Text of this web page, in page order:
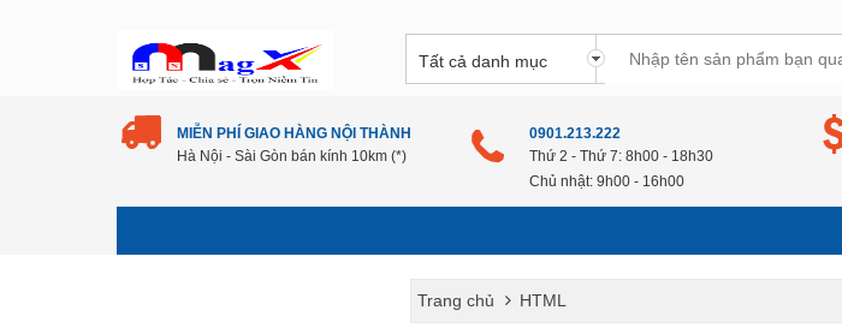
MIỄN PHÍ GIAO HÀNG NỘI THÀNH
Hà Nội - Sài Gòn bán kính 10km (*)
0901.213.222
Thứ 2 - Thứ 7: 8h00 - 18h30
Chủ nhật: 9h00 - 16h00
Trang chủ HTML